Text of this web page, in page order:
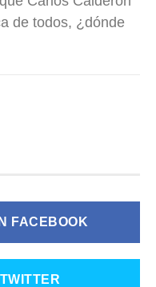
de todos, ¿dónde
FACEBOOK